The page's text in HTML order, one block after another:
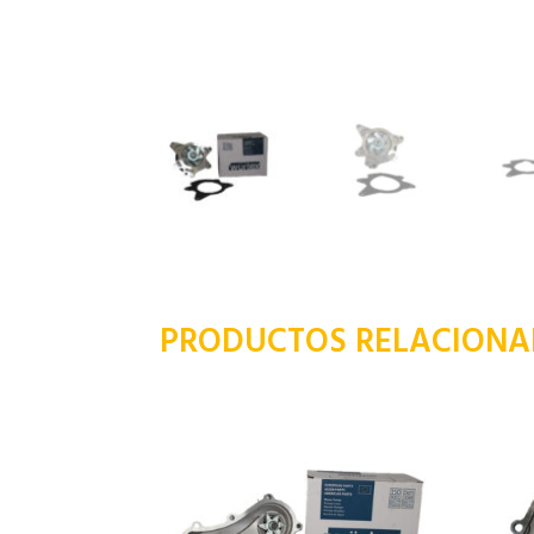
PRODUCTOS